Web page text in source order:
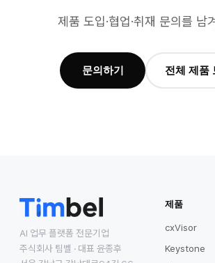
제품 도입·협업·취재 문의를 남
문의하기 전체 제품
AI 업무 플랫폼 전문기업
주식회사 팀벨 · 대표 윤종후
제품
cxVisor
Keystone